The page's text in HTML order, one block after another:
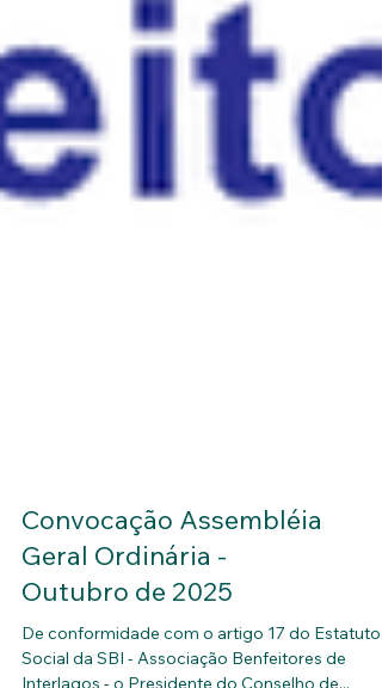
Convocação Assembléia
Geral Ordinária -
Outubro de 2025
De conformidade com o artigo 17 do Estatuto